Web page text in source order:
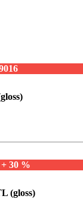
30 %